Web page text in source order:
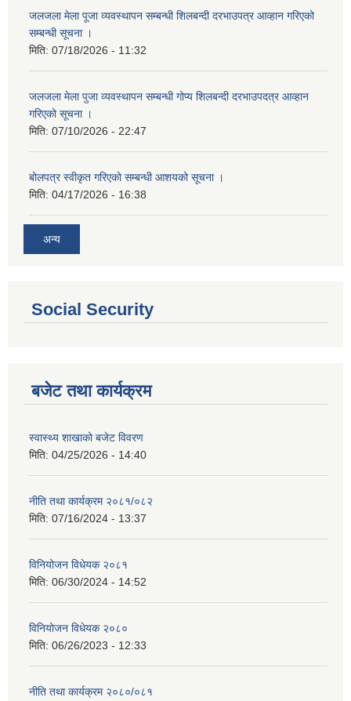
जलजला मेला पूजा व्यवस्थापन सम्बन्धी शिलबन्दी दरभाउपत्र आव्हान गरिएको
सम्बन्धी सूचना ।
मिति: 07/18/2026 - 11:32
जलजला मेला पुजा व्यवस्थापन सम्बन्धी गोप्य शिलबन्दी दरभाउपदत्र आव्हान
गरिएको सूचना ।
मिति: 07/10/2026 - 22:47
बोलपत्र स्वीकृत गरिएको सम्बन्धी आशयको सूचना ।
मिति: 04/17/2026 - 16:38
अन्य
Social Security
बजेट तथा कार्यक्रम
स्वास्थ्य शाखाको बजेट विवरण
मिति: 04/25/2026 - 14:40
नीति तथा कार्यक्रम २०८१/०८२
मिति: 07/16/2024 - 13:37
विनियोजन विधेयक २०८१
मिति: 06/30/2024 - 14:52
विनियोजन विधेयक २०८०
मिति: 06/26/2023 - 12:33
नीति तथा कार्यक्रम २०८०/०८१